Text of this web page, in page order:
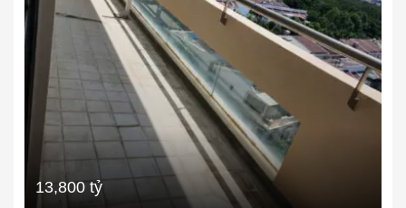
13,800 tỷ